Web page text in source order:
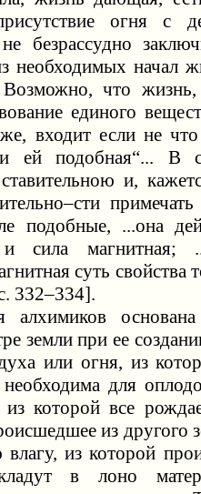
огня с
безрассудно
необходимых начал
что жизнь,
единого
входит если не
ей подобная“... В
и,
подобные, ...она
сила магнитная;
суть свойства
332–334].
земли при ее
или огня, из
для
которой все
из другого
из которой
в лоно